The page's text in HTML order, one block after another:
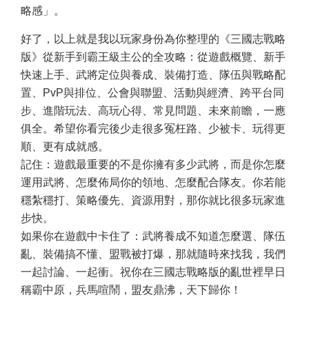
略感」。
好了，以上就是我以玩家身份為你整理的《三國志戰略
版》從新手到霸王級主公的全攻略：從遊戲概覽、新手
快速上手、武將定位與養成、裝備打造、隊伍與戰略配
置、PvP與排位、公會與聯盟、活動與經濟、跨平台同
步、進階玩法、高玩心得、常見問題、未來前瞻，一應
俱全。希望你看完後少走很多冤枉路、少被卡、玩得更
順、更有成就感。
記住：遊戲最重要的不是你擁有多少武將，而是你怎麼
運用武將、怎麼佈局你的領地、怎麼配合隊友。你若能
穩紮穩打、策略優先、資源用對，那你就比很多玩家進
步快。
如果你在遊戲中卡住了：武將養成不知道怎麼選、隊伍
亂、裝備搞不懂、盟戰被打爆，那就隨時來找我，我們
一起討論、一起衝。祝你在三國志戰略版的亂世裡早日
稱霸中原，兵馬喧鬧，盟友鼎沸，天下歸你！